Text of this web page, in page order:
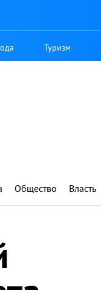
Туризм
Общество Власть